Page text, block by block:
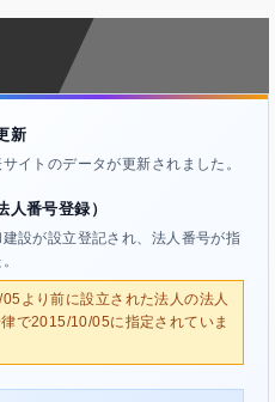
新
イトのデータが更新されました。
人番号登録）
設が設立登記され、法人番号が指
より前に設立された法人の法人
で2015/10/05に指定されていま